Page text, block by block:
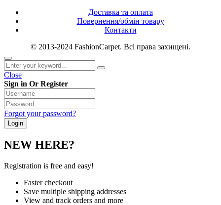
Доставка та оплата
Повернення/обмін товару
Контакти
© 2013-2024 FashionCarpet. Всі права захищені.
Close
Sign in Or Register
Forgot your password?
NEW HERE?
Registration is free and easy!
Faster checkout
Save multiple shipping addresses
View and track orders and more